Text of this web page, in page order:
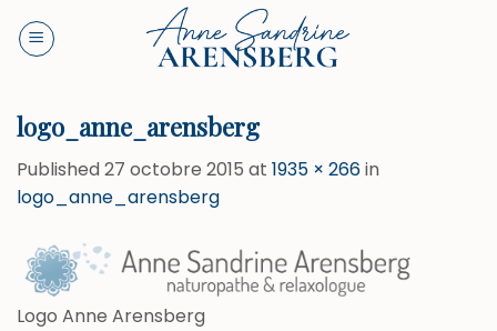
logo_anne_arensberg
Published27 octobre 2015 at 1935 × 266in
logo_anne_arensberg
Logo Anne Arensberg